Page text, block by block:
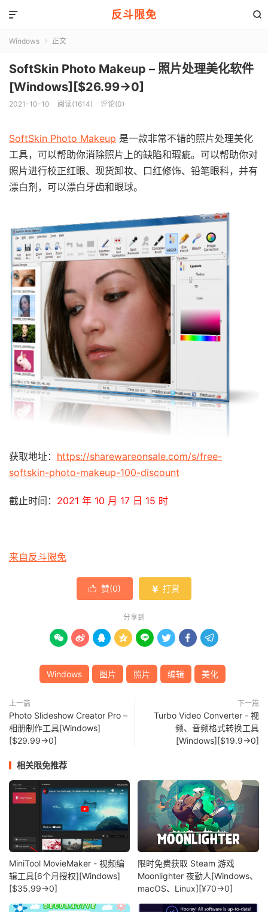
反斗限免 

Windows  正文
SoftSkin Photo Makeup – 照片处理美化软件
[Windows][$26.99→0]
2021-10-10 阅读(1614) 评论(0)
SoftSkin Photo Makeup 是一款非常不错的照片处理美化
工具，可以帮助你消除照片上的缺陷和瑕疵。可以帮助你对
照片进行校正红眼、现货卸妆、口红修饰、铅笔眼科，并有
漂白剂，可以漂白牙齿和眼球。
获取地址： https://sharewareonsale.com/s/free-
softskin-photo-makeup-100-discount
截止时间： 2021 年 10 月 17 日 15 时
来自反斗限免
 赞(0)  打赏
分享到
       
Windows 图片 照片 编辑 美化
上一篇
Photo Slideshow Creator Pro –
相册制作工具[Windows]
[$29.99→0]
下一篇
Turbo Video Converter - 视
频、音频格式转换工具
[Windows][$19.9→0]
相关限免推荐
MiniTool MovieMaker - 视频编
辑工具[6个月授权][Windows]
[$35.99→0]
限时免费获取 Steam 游戏
Moonlighter 夜勤人[Windows、
macOS、Linux][¥70→0]